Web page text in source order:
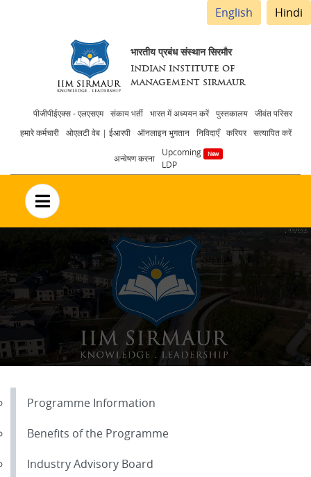
English Hindi
भारतीय प्रबंध संस्थान सिरमौर
INDIAN INSTITUTE OF
MANAGEMENT SIRMAUR
Header
menu
पीजीपीईएक्स - एलएसएम संकाय भर्ती भारत में अध्ययन करें पुस्तकालय
जीवंत परिसर
हमारे कर्मचारी
ओएलटी वेब | ईआरपी ऑनलाइन भुगतान निविदाएँ करियर सत्यापित करें
अन्वेषण करना
Upcoming
LDP
no text
Programme Information
Benefits of the Programme
Industry Advisory Board